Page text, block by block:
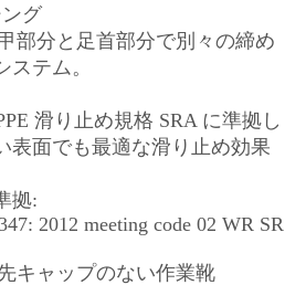
グ
部分と足首部分で別々の締め
テム。
滑り止め規格 SRA に準拠し
表面でも最適な滑り止め効果
拠:
2012 meeting code 02 WR SR
キャップのない作業靴